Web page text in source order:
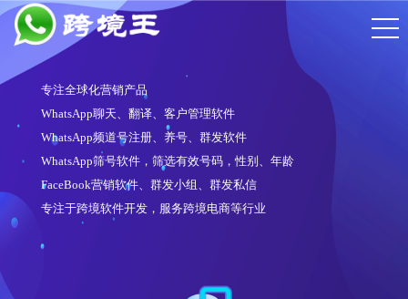
专注全球化营销产品
WhatsApp聊天、翻译、客户管理软件
WhatsApp频道号注册、养号、群发软件
WhatsApp筛号软件，筛选有效号码，性别、年龄
FaceBook营销软件、群发小组、群发私信
专注于跨境软件开发，服务跨境电商等行业